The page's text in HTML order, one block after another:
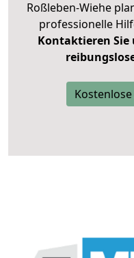
Roßleben-Wiehe
professionelle
Kontaktieren Sie